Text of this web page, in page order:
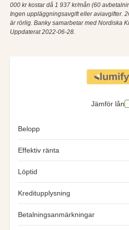
000 kr kostar då 1 937 kr/mån (60
Ingen uppläggningsavgift eller aviavgifter.
är rörlig. Banky samarbetar med Nordiska
Uppdaterat 2022-06-28.
Jämför lån
Belopp
Effektiv ränta
Löptid
Kreditupplysning
Betalningsanmärkningar